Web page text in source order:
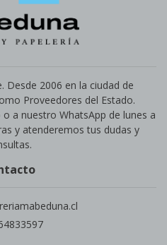
Desde 2006 en la ciudad de
Proveedores del Estado.
a nuestro WhatsApp de lunes a
y atenderemos tus dudas y